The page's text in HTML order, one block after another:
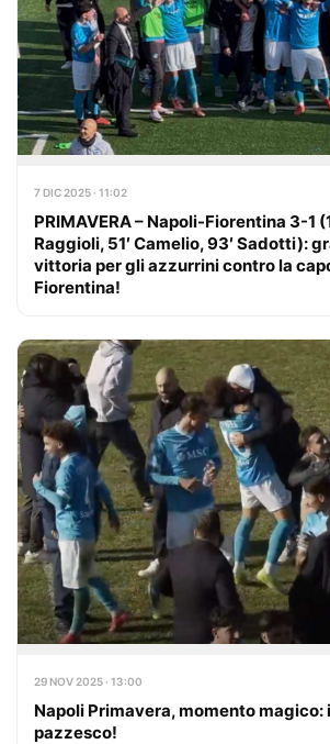
7 DIC 2025 · 11:02
PRIMAVERA – Napoli-Fiorentina 3-1
Raggioli, 51′ Camelio, 93′ Sadotti):
vittoria per gli azzurrini contro la
Fiorentina!
29 NOV 2025 · 13:00
Napoli Primavera, momento magico:
pazzesco!